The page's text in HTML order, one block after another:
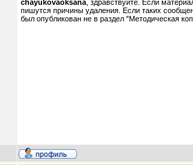
chayukovaoksana , здравствуйте. Если
пишутся причины удаления. Если таких
был опубликован не в раздел "Методическая